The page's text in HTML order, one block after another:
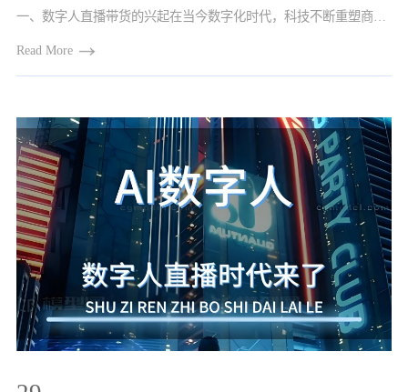
一、数字人直播带货的兴起在当今数字化时代，科技不断重塑商业的形态。数字人直播带货···
Read More